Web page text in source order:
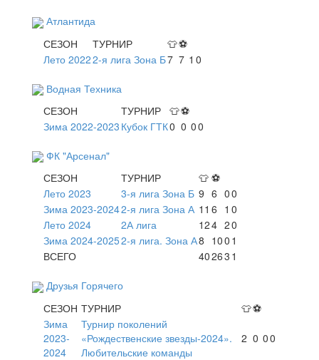
Атлантида
СЕЗОН
ТУРНИР 👕⚽
Лето 20222-я лига Зона Б7 7 1 0
Водная Техника
СЕЗОН
ТУРНИР 👕⚽
Зима 2022-2023 Кубок ГТК0 0 00
ФК "Арсенал"
СЕЗОН
ТУРНИР 👕 ⚽
Лето 2023
3-я лига Зона Б 9 6 00
Зима 2023-20242-я лига Зона А 11 6 1 0
Лето 2024
2А лига 124 20
Зима 2024-20252-я лига. Зона А8 100 1
ВСЕГО
40263 1
Друзья Горячего
СЕЗОН ТУРНИР 👕⚽
Зима
2023-
2024
Турнир поколений
«Рождественские звезды-2024».
Любительские команды
2 0 00